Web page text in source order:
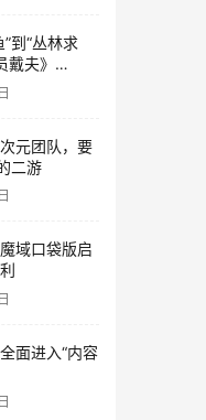
”到“丛林求
戴夫》
移动端定档
元团队，要
二游
域口袋版启
面进入“内容